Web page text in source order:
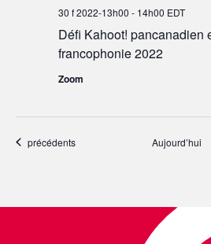
Défi Kahoot! pancanadien
francophonie 2022
30 f 2022-13h00 - 14h00 EDT
Zoom
Événements
précédents Aujourd’hui